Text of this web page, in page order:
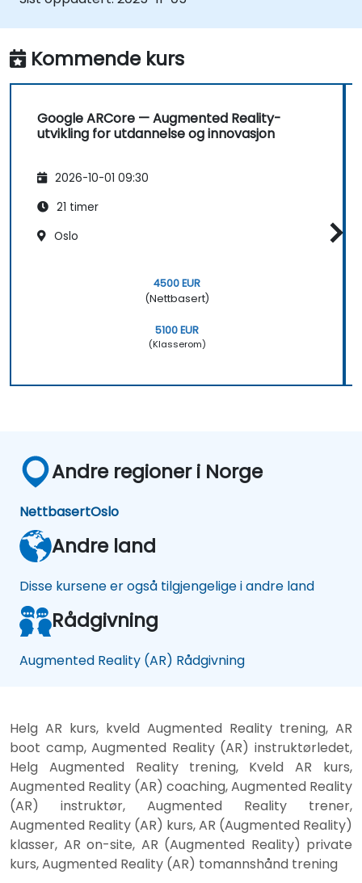
Integrere VR/AR-teknologier med
eksisterende automatiseringssystemer.
Kommende kurs
Google ARCore — Augmented Reality-
utvikling for utdannelse og innovasjon
2026-10-01 09:30
21 timer
Oslo
4500 EUR
(Nettbasert)
5100 EUR
(Klasserom)
Andre regioner i Norge
NettbasertOslo
Andre land
Disse kursene er også tilgjengelige i andre land
Rådgivning
Augmented Reality (AR) Rådgivning
Helg AR kurs, kveld Augmented Reality trening, AR
boot camp, Augmented Reality (AR) instruktørledet,
Helg Augmented Reality trening, Kveld AR kurs,
Augmented Reality (AR) coaching, Augmented Reality
(AR) instruktør, Augmented Reality trener,
Augmented Reality (AR) kurs, AR (Augmented Reality)
klasser, AR on-site, AR (Augmented Reality) private
kurs, Augmented Reality (AR) tomannshånd trening